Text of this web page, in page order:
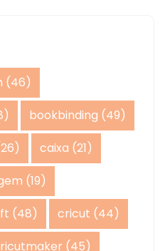
(46)
bookbinding (49)
caixa (21)
(19)
(48) cricut (44)
(45)